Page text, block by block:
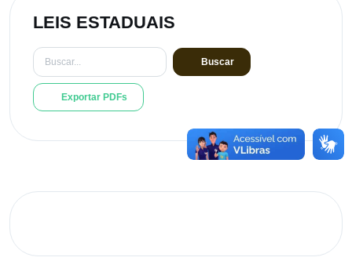
LEIS ESTADUAIS
Buscar
Exportar PDFs